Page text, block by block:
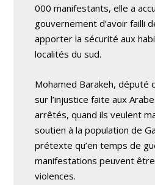
000 manifestants, elle a
gouvernement d’avoir failli
apporter la sécurité aux
localités du sud.
Mohamed Barakeh, député
sur l’injustice faite aux
arrêtés, quand ils veulent
soutien à la population de
prétexte qu’en temps de
manifestations peuvent
violences.